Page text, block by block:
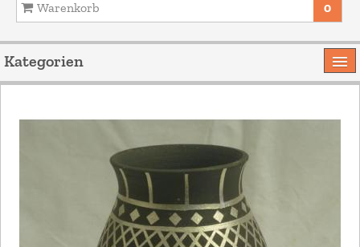
Warenkorb 0
Ihr Warenkorb ist leer.
Kategorien